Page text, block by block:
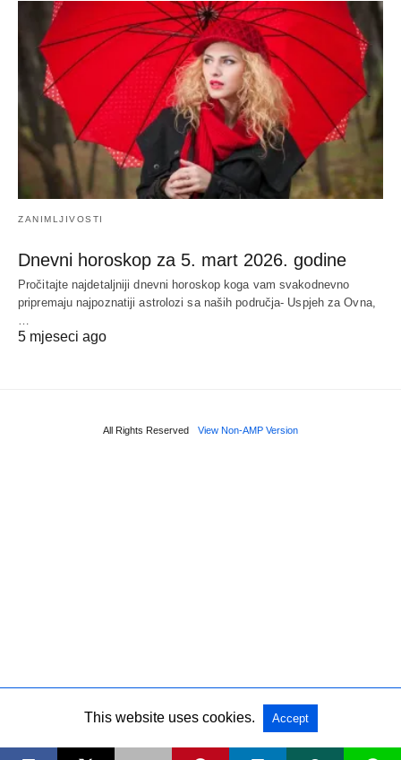
ZANIMLJIVOSTI
Dnevni horoskop za 5. mart 2026. godine
Pročitajte najdetaljniji dnevni horoskop koga vam svakodnevno
pripremaju najpoznatiji astrolozi sa naših područja- Uspjeh za Ovna,
…
5 mjeseci ago
All Rights Reserved View Non-AMP Version
This website uses cookies. Accept